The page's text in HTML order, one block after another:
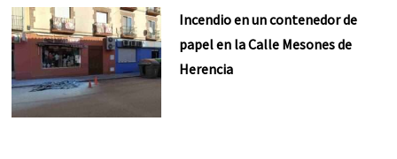
Incendio en un contenedor de
papel en la Calle Mesones de
Herencia